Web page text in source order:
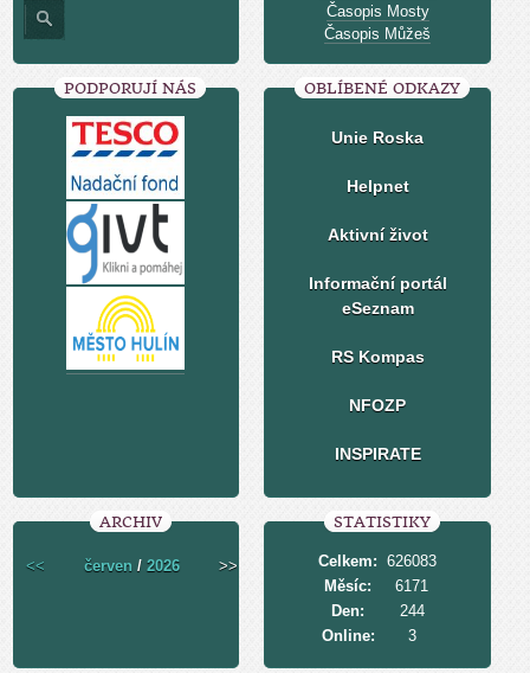
Časopis Mosty
Časopis Můžeš
PODPORUJÍ NÁS OBLÍBENÉ ODKAZY
Unie Roska
Helpnet
Aktivní život
Informační portál
eSeznam
RS Kompas
NFOZP
INSPIRATE
ARCHIV
<< červen / 2026 >>
STATISTIKY
Online: 3
Celkem:
626083
Měsíc:
6171
Den:
244